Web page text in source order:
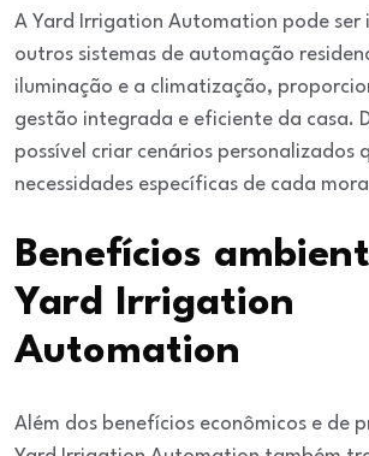
A Yard Irrigation Automation pode ser
outros sistemas de automação
iluminação e a climatização,
gestão integrada e eficiente da casa.
possível criar cenários personalizados
necessidades específicas de cada
Benefícios
Yard Irrigation
Automation
Além dos benefícios econômicos e de